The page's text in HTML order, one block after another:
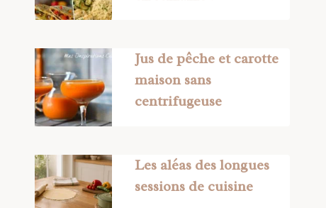
Jus de pêche et carotte
maison sans
centrifugeuse
Les aléas des longues
sessions de cuisine